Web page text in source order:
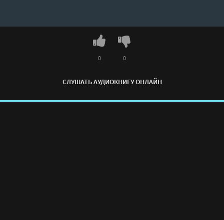
СЛУШАТЬ АУДИОКНИГУ ОНЛАЙН
0 0